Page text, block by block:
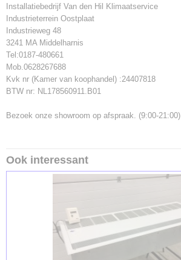
Installatiebedrijf Van den Hil Klimaatservice
Industrieterrein Oostplaat
Industrieweg 48
3241 MA Middelharnis
Tel:0187-480661
Mob.0628267688
Kvk nr (Kamer van koophandel) :24407818
BTW nr: NL178560911.B01
Bezoek onze showroom op afspraak. (9:00-21:00)
Ook interessant